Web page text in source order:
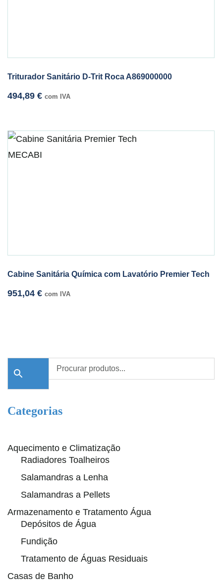
Triturador Sanitário D-Trit Roca A869000000
494,89 € com IVA
Cabine Sanitária Química com Lavatório Premier Tech
951,04 € com IVA
Categorias
Aquecimento e Climatização
Radiadores Toalheiros
Salamandras a Lenha
Salamandras a Pellets
Armazenamento e Tratamento Água
Depósitos de Água
Fundição
Tratamento de Águas Residuais
Casas de Banho